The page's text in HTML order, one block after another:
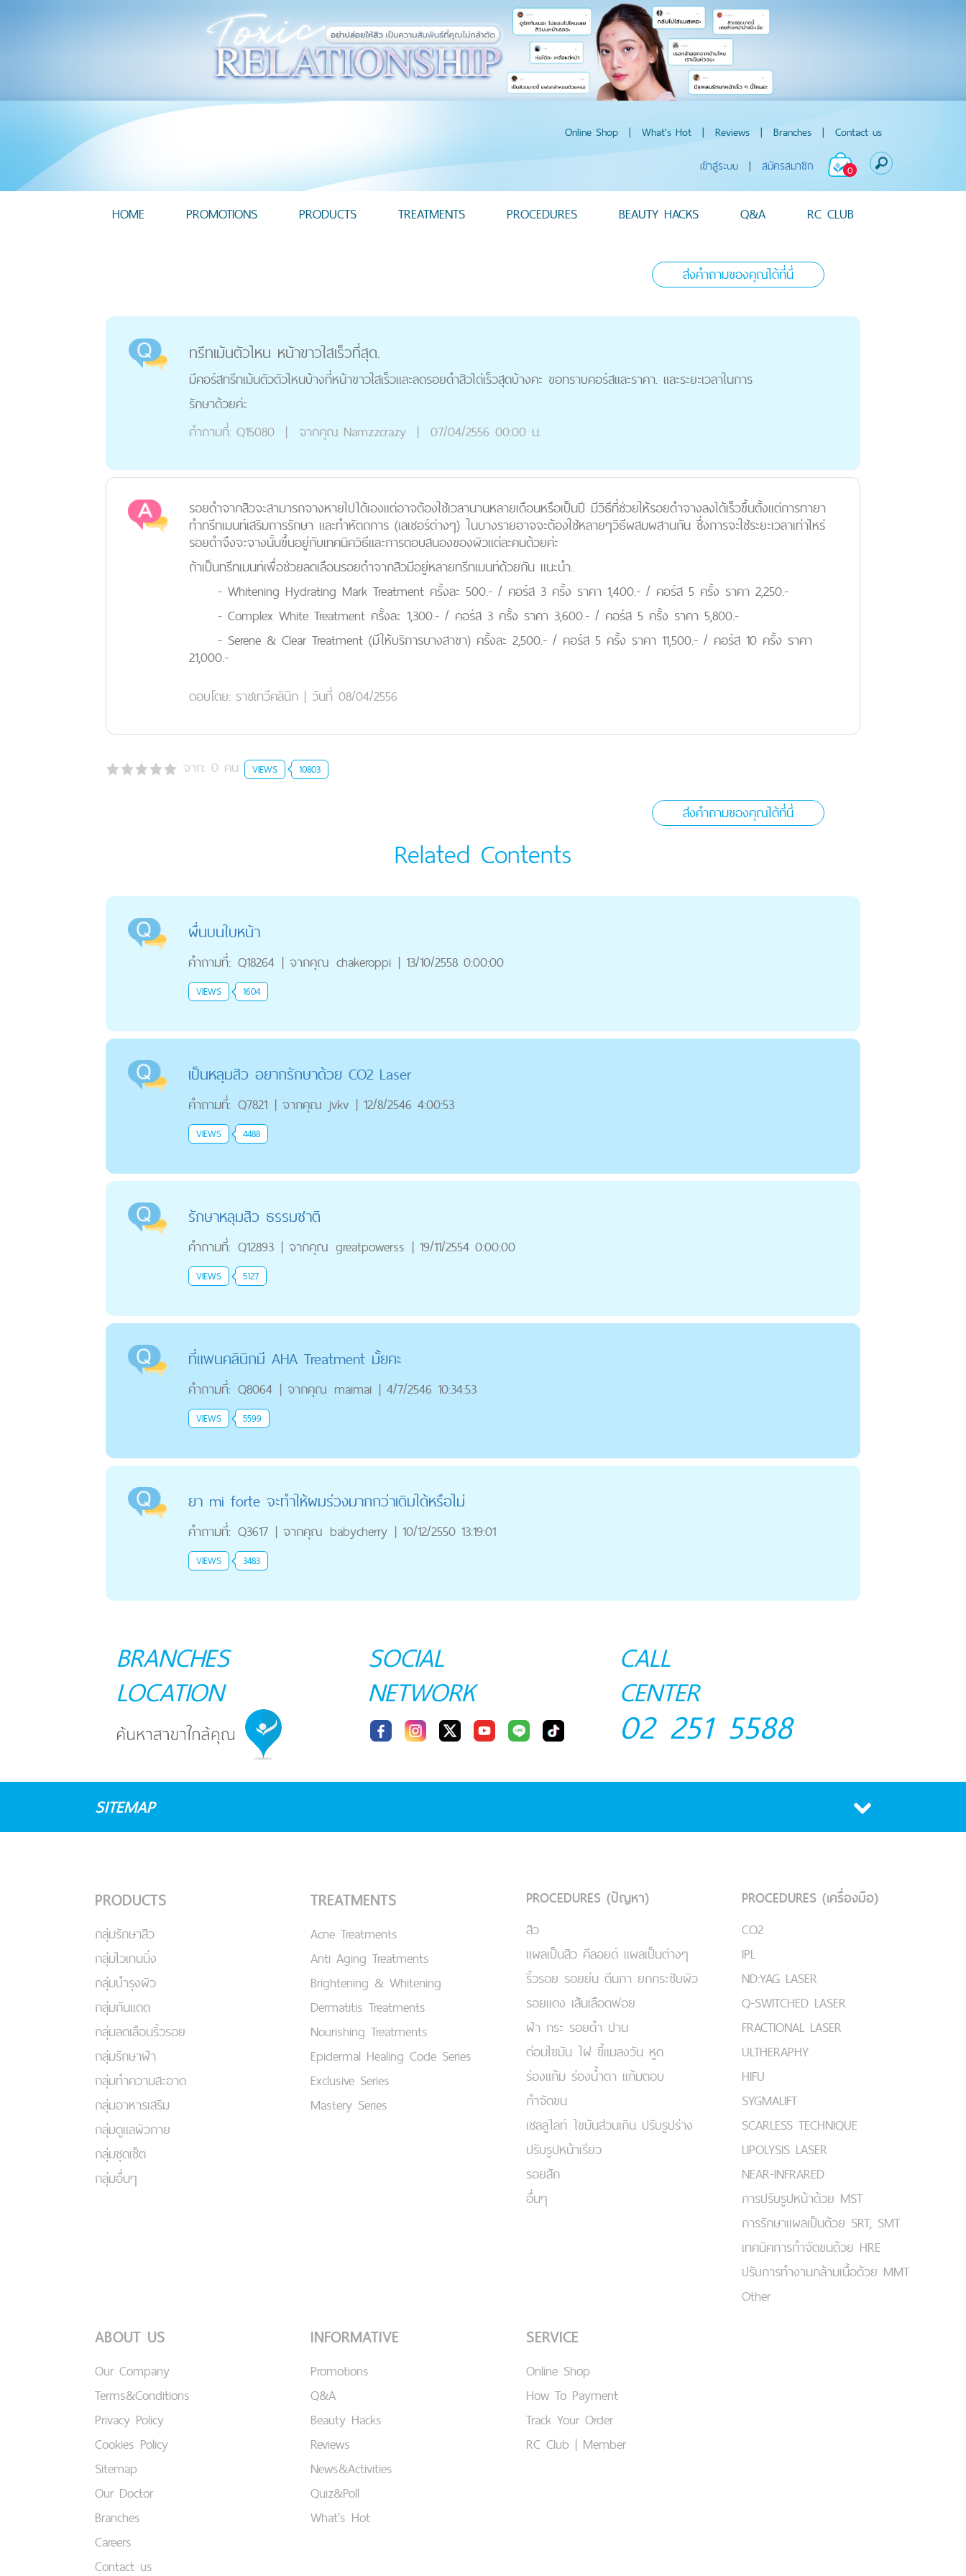
Online Shop | What's Hot | Reviews | Branches | Contact us
0
เข้าสู่ระบบ | สมัครสมาชิก
HOME PROMOTIONS PRODUCTS TREATMENTS PROCEDURES BEAUTY HACKS Q&A RC CLUB
ส่งคำถามของคุณได้ที่นี่
ทรีทเม้นตัวไหน หน้าขาวใสเร็วที่สุด.
มีคอร์สทรีทเม้นตัวตัวไหนบ้างที่หน้าขาวใสเร็วและลดรอยดำสิวได่เร็วสุดบ้างคะ ขอทราบคอร์สและราคา. และระยะเวลาในการ
รักษาด้วยค่ะ
คำถามที่: Q15080 | จากคุณ Namzzcrazy | 07/04/2556 00:00 น.
รอยดำจากสิวจะสามารถจางหายไปได้เองแต่อาจต้องใช้เวลานานหลายเดือนหรือเป็นปี มีวิธีที่ช่วยให้รอยดำจางลงได้เร็วขึ้นตั้งแต่การทายา
ทำทรีทเมนท์เสริมการรักษา และทำหัตถการ (เลเซอร์ต่างๆ) ในบางรายอาจจะต้องใช้หลายๆวิธีผสมผสานกัน ซึ่งการจะใช้ระยะเวลาเท่าไหร่
รอยดำจึงจะจางนั้นขึ้นอยู่กับเทคนิควิธีและการตอบสนองของผิวแต่ละคนด้วยค่ะ
ถ้าเป็นทรีทเมนท์เพื่อช่วยลดเลือนรอยดำจากสิวมีอยู่หลายทรีทเมนท์ด้วยกัน แนะนำ..
- Whitening Hydrating Mark Treatment ครั้งละ 500.- / คอร์ส 3 ครั้ง ราคา 1,400.- / คอร์ส 5 ครั้ง ราคา 2,250.-
- Complex White Treatment ครั้งละ 1,300.- / คอร์ส 3 ครั้ง ราคา 3,600.- / คอร์ส 5 ครั้ง ราคา 5,800.-
- Serene & Clear Treatment (มีให้บริการบางสาขา) ครั้งละ 2,500.- / คอร์ส 5 ครั้ง ราคา 11,500.- / คอร์ส 10 ครั้ง ราคา
21,000.-
ตอบโดย: ราชเทวีคลินิก | วันที่ 08/04/2556
จาก: 0 คน VIEWS 10803
ส่งคำถามของคุณได้ที่นี่
Related Contents
ผื่นบนใบหน้า
คำถามที่: Q18264 | จากคุณ chakeroppi | 13/10/2558 0:00:00
VIEWS 1604
เป็นหลุมสิว อยากรักษาด้วย CO2 Laser
คำถามที่: Q7821 | จากคุณ jvkv | 12/8/2546 4:00:53
VIEWS 4488
รักษาหลุมสิว ธรรมชาติ
คำถามที่: Q12893 | จากคุณ greatpowerss | 19/11/2554 0:00:00
VIEWS 5127
ที่แพนคลินิกมี AHA Treatment มั้ยคะ
คำถามที่: Q8064 | จากคุณ maimai | 4/7/2546 10:34:53
VIEWS 5599
ยา mi forte จะทำให้ผมร่วงมากกว่าเดิมได้หรือไม่
คำถามที่: Q3617 | จากคุณ babycherry | 10/12/2550 13:19:01
VIEWS 3483
BRANCHES
LOCATION
SOCIAL
NETWORK
CALL
CENTER
02 251 5588
SITEMAP
PRODUCTS
กลุ่มรักษาสิว
กลุ่มไวเทนนิ่ง
กลุ่มบำรุงผิว
กลุ่มกันแดด
กลุ่มลดเลือนริ้วรอย
กลุ่มรักษาฝ้า
กลุ่มทำความสะอาด
กลุ่มอาหารเสริม
กลุ่มดูแลผิวกาย
กลุ่มชุดเซ็ต
กลุ่มอื่นๆ
TREATMENTS
Acne Treatments
Anti Aging Treatments
Brightening & Whitening
Dermatitis Treatments
Nourishing Treatments
Epidermal Healing Code Series
Exclusive Series
Mastery Series
PROCEDURES (ปัญหา)
สิว
แผลเป็นสิว คีลอยด์ แผลเป็นต่างๆ
ริ้วรอย รอยย่น ตีนกา ยกกระชับผิว
รอยแดง เส้นเลือดฟอย
ฝ้า กระ รอยดำ ปาน
ต่อมไขมัน ไฝ ขี้แมลงวัน หูด
ร่องแก้ม ร่องน้ำตา แก้มตอบ
กำจัดขน
เชลลูไลท์ ไขมันส่วนเกิน ปรับรูปร่าง
ปรับรูปหน้าเรียว
รอยสัก
อื่นๆ
PROCEDURES (เครื่องมือ)
CO2
IPL
ND:YAG LASER
Q-SWITCHED LASER
FRACTIONAL LASER
ULTHERAPHY
HIFU
SYGMALIFT
SCARLESS TECHNIQUE
LIPOLYSIS LASER
NEAR-INFRARED
การปรับรูปหน้าด้วย MST
การรักษาแผลเป็นด้วย SRT, SMT
เทคนิคการกำจัดขนด้วย HRE
ปรับการทำงานกล้ามเนื้อด้วย MMT
Other
ABOUT US
Our Company
Terms&Conditions
Privacy Policy
Cookies Policy
Sitemap
Our Doctor
Branches
Careers
Contact us
INFORMATIVE
Promotions
Q&A
Beauty Hacks
Reviews
News&Activities
Quiz&Poll
What's Hot
SERVICE
Online Shop
How To Payment
Track Your Order
RC Club | Member